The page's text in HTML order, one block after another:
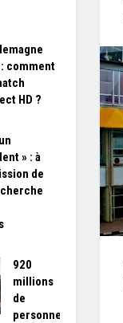
comment
HD ?
» : à
de
920
millions
de
personnes